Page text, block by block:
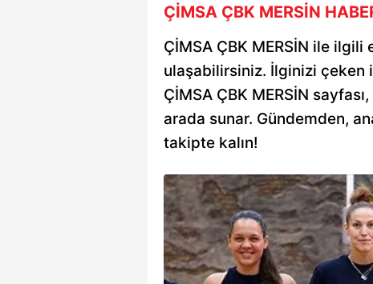
ÇİMSA ÇBK MERSİN
ÇİMSA ÇBK MERSİN ile
ulaşabilirsiniz. İlginizi çeken
ÇİMSA ÇBK MERSİN
arada sunar. Gündemden,
takipte kalın!